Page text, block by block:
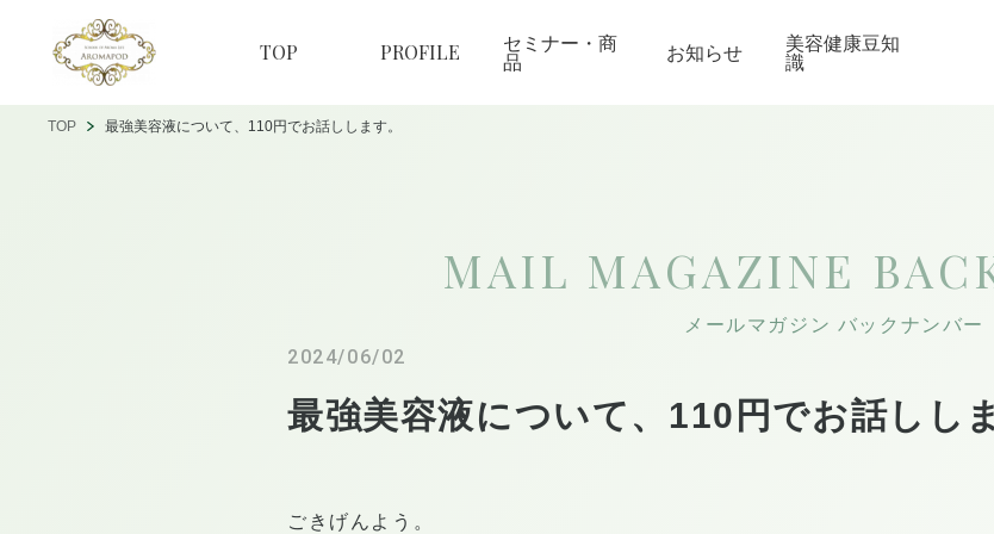
TOP PROFILE セミナー・商
品 お知らせ 美容健康豆知
識
TOP 最強美容液について、110円でお話しします。
MAIL MAGAZINE
メールマガジン バックナンバー
2024/06/02
最強美容液について、110円でお話しし
ごきげんよう。